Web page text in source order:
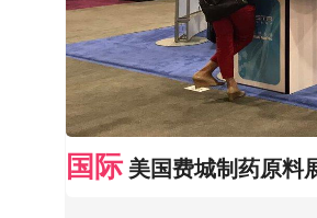
国际 美国费城制药原料